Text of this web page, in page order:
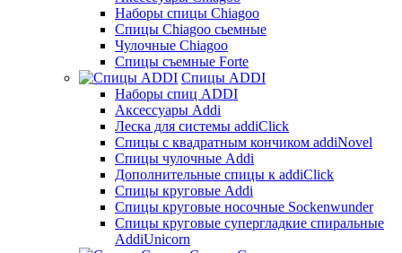
Наборы спицы Chiagoo
Спицы Chiagoo сьемные
Чулочные Chiagoo
Спицы съемные Forte
Спицы ADDI
Наборы спиц ADDI
Аксессуары Addi
Леска для системы addiClick
Спицы с квадратным кончиком addiNovel
Спицы чулочные Addi
Дополнительные спицы к addiClick
Спицы круговые Addi
Спицы круговые носочные Sockenwunder
Спицы круговые супергладкие спиральные
AddiUnicorn